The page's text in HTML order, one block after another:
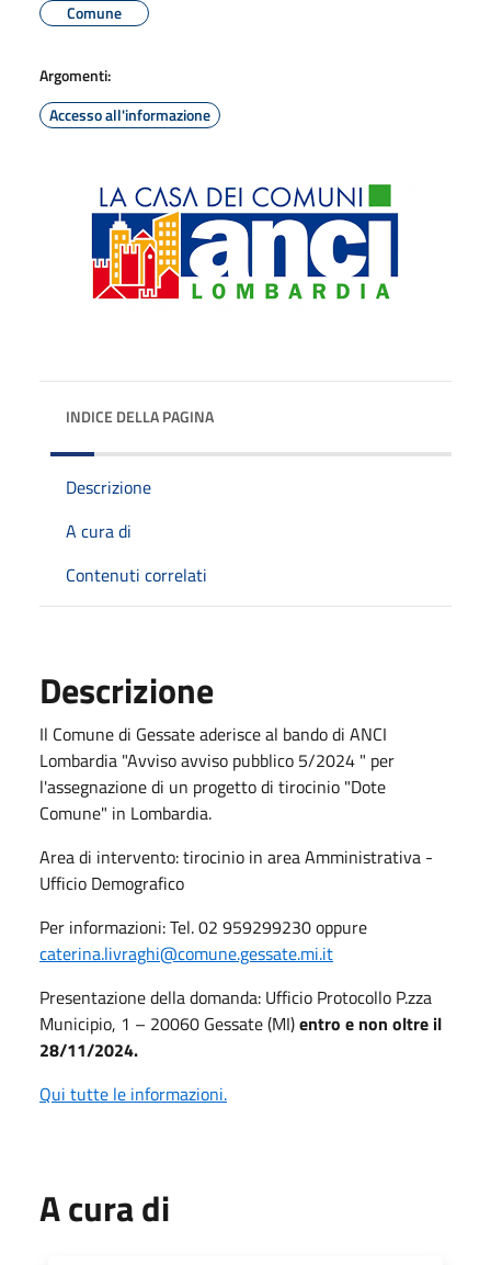
Comune
Argomenti:
Accesso all'informazione
INDICE DELLA PAGINA
Descrizione
A cura di
Contenuti correlati
Descrizione
Il Comune di Gessate aderisce al bando di ANCI
Lombardia "Avviso avviso pubblico 5/2024 " per
l'assegnazione di un progetto di tirocinio "Dote
Comune" in Lombardia.
Area di intervento: tirocinio in area Amministrativa -
Ufficio Demografico
Per informazioni: Tel. 02 959299230 oppure
caterina.livraghi@comune.gessate.mi.it
Presentazione della domanda: Ufficio Protocollo P.zza
Municipio, 1 – 20060 Gessate (MI)entro e non oltre il
28/11/2024.
Qui tutte le informazioni.
A cura di